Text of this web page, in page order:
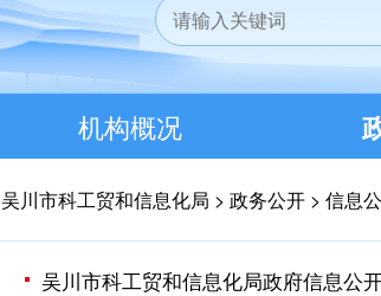
机构概况
吴川市科工贸和信息化局 > 政务公开 > 信息
吴川市科工贸和信息化局政府信息公